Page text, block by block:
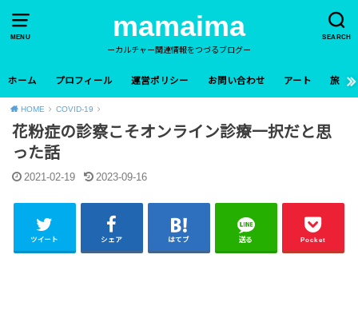
MENU SEARCH
mamaima
ーカルチャー関連情報をつづるブログー
ホーム プロフィール 運営ポリシー お問い合わせ アート 旅
HOME COVID-19
花粉症の診察こそオンライン診療一択だと思
った話
2021-02-19 2023-09-16
ツイート シェア はてブ 送る Pocket